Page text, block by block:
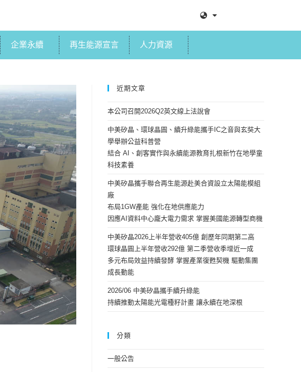
企業永續 再生能源宣言 人力資源
近期文章
本公司召開2026Q2英文線上法說會
中美矽晶、環球晶圓、續升綠能攜手IC之音與玄奘大
學舉辦公益科普營
結合 AI、創客實作與永續能源教育扎根新竹在地學童
科技素養
中美矽晶攜手聯合再生能源赴美合資設立太陽能模組
廠
布局1GW產能 強化在地供應能力
因應AI資料中心龐大電力需求 掌握美國能源轉型商機
中美矽晶2026上半年營收405億 創歷年同期第二高
環球晶圓上半年營收292億 第二季營收季增近一成
多元布局效益持續發酵 掌握產業復甦契機 驅動集團
成長動能
2026/06 中美矽晶攜手續升綠能
持續推動太陽能光電種籽計畫 讓永續在地深根
分類
一般公告